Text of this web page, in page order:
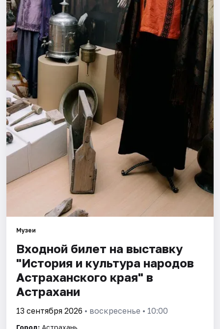
Спорт
События
Города
Площадки
Артисты
Рейтинги
Музеи
Входной билет на выставку
"История и культура народов
Астраханского края" в
Астрахани
13 сентября 2026 • воскресенье • 10:00
Город: Астрахань